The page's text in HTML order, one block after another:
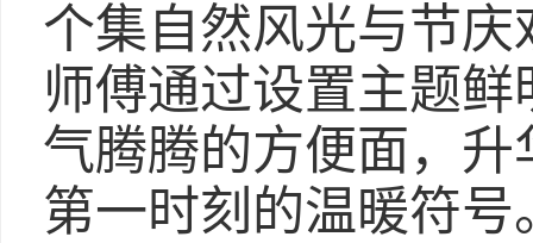
个集自然风光与节
师傅通过设置主题
气腾腾的方便面，
第一时刻的温暖符